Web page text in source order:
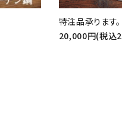
特注品承ります
20,000円(税込